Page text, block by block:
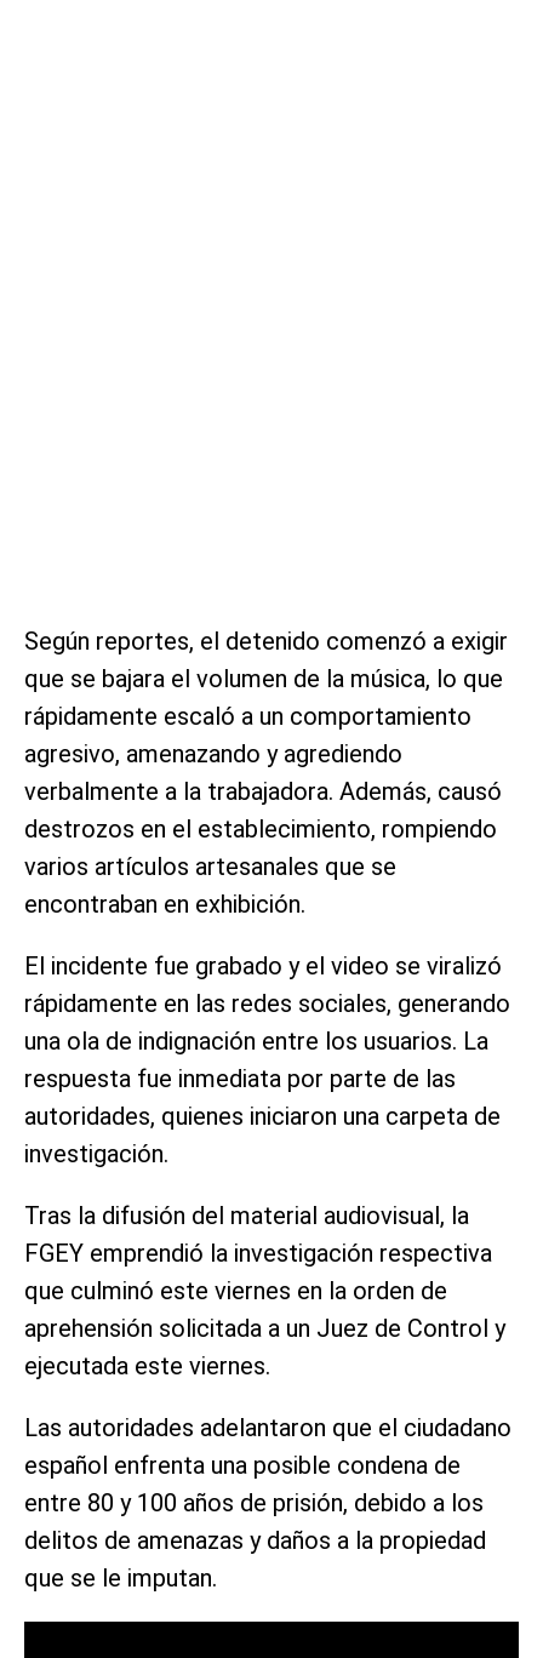
Según reportes, el detenido comenzó a exigir
que se bajara el volumen de la música, lo que
rápidamente escaló a un comportamiento
agresivo, amenazando y agrediendo
verbalmente a la trabajadora. Además, causó
destrozos en el establecimiento, rompiendo
varios artículos artesanales que se
encontraban en exhibición.
El incidente fue grabado y el video se viralizó
rápidamente en las redes sociales, generando
una ola de indignación entre los usuarios. La
respuesta fue inmediata por parte de las
autoridades, quienes iniciaron una carpeta de
investigación.
Tras la difusión del material audiovisual, la
FGEY emprendió la investigación respectiva
que culminó este viernes en la orden de
aprehensión solicitada a un Juez de Control y
ejecutada este viernes.
Las autoridades adelantaron que el ciudadano
español enfrenta una posible condena de
entre 80 y 100 años de prisión, debido a los
delitos de amenazas y daños a la propiedad
que se le imputan.